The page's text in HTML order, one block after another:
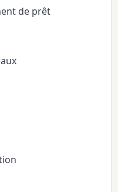
de prêt